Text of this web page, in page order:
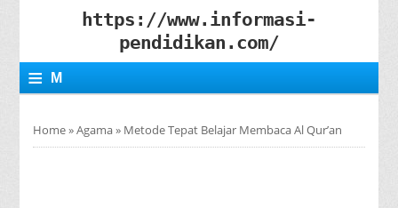
https://www.informasi-
pendidikan.com/
≡ M
Home»Agama» Metode Tepat Belajar Membaca Al Qur’an